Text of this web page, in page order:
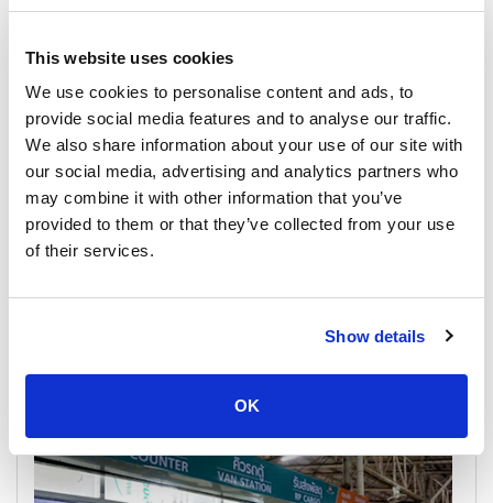
This website uses cookies
We use cookies to personalise content and ads, to
provide social media features and to analyse our traffic.
We also share information about your use of our site with
our social media, advertising and analytics partners who
may combine it with other information that you’ve
provided to them or that they’ve collected from your use
of their services.
Show details
OK
苏梅岛
码头及集合点